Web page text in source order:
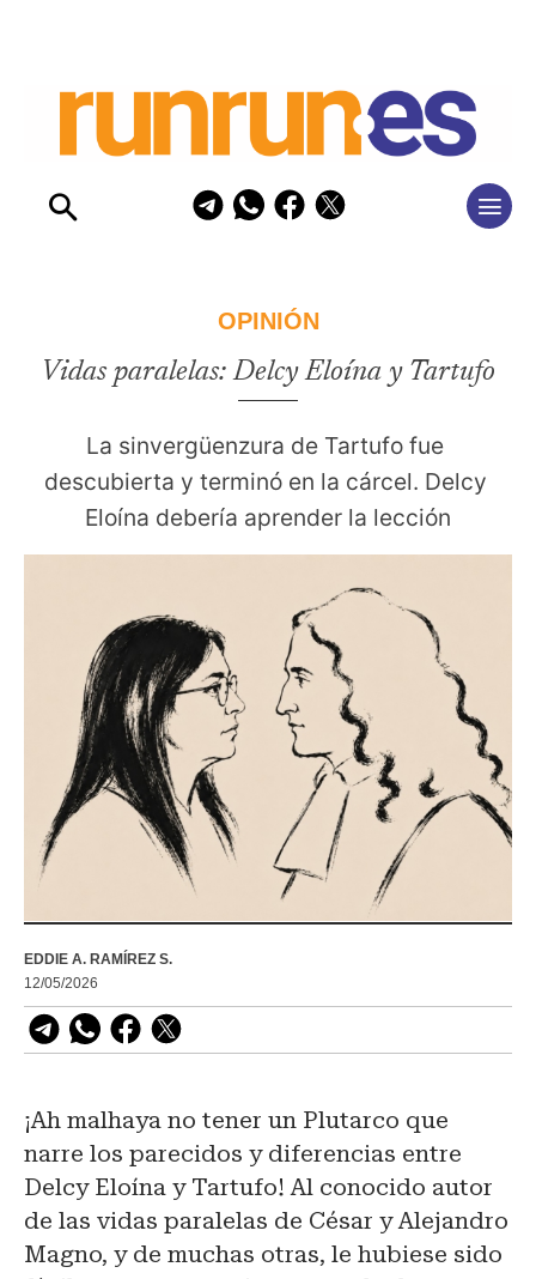
OPINIÓN
Vidas paralelas: Delcy Eloína y Tartufo
La sinvergüenzura de Tartufo fue
descubierta y terminó en la cárcel. Delcy
Eloína debería aprender la lección
EDDIE A. RAMÍREZ S.
12/05/2026
¡Ah malhaya no tener un Plutarco que
narre los parecidos y diferencias entre
Delcy Eloína y Tartufo! Al conocido autor
de las vidas paralelas de César y Alejandro
Magno, y de muchas otras, le hubiese sido